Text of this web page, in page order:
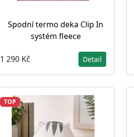
Spodní termo deka Clip In
systém fleece
1 290 Kč Detail
TOP